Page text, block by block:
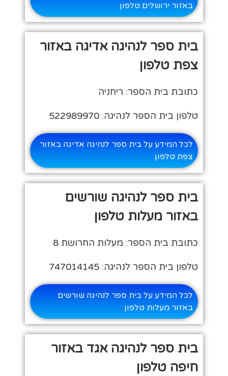
באזור ירושלים טלפון
בית ספר לנהיגה אדיגה באזור
צפת טלפון
כתובת בית הספר: ריחניה
טלפון בית הספר לנהיגה: 522989970
לכל המידע על בית ספר לנהיגה אדיגה באזור
צפת טלפון
בית ספר לנהיגה שורשים
באזור מעלות טלפון
כתובת בית הספר: מעלות החרושת 8
טלפון בית הספר לנהיגה: 747014145
לכל המידע על בית ספר לנהיגה שורשים
באזור מעלות טלפון
בית ספר לנהיגה אגד באזור
חיפה טלפון